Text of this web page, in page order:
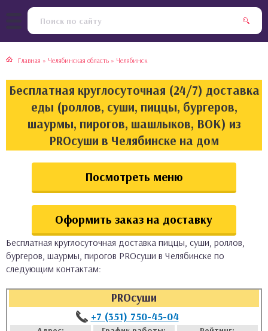
Главная » Челябинская область » Челябинск
Бесплатная круглосуточная (24/7) доставка
еды (роллов, суши, пиццы, бургеров,
шаурмы, пирогов, шашлыков, ВОК) из
PROсуши в Челябинске на дом
Посмотреть меню
Оформить заказ на доставку
Бесплатная круглосуточная доставка пиццы, суши, роллов,
бургеров, шаурмы, пирогов PROсуши в Челябинске по
следующим контактам:
PROсуши
+7 (351) 750-45-04
кухня
кухня
кухня
кухня
булочки